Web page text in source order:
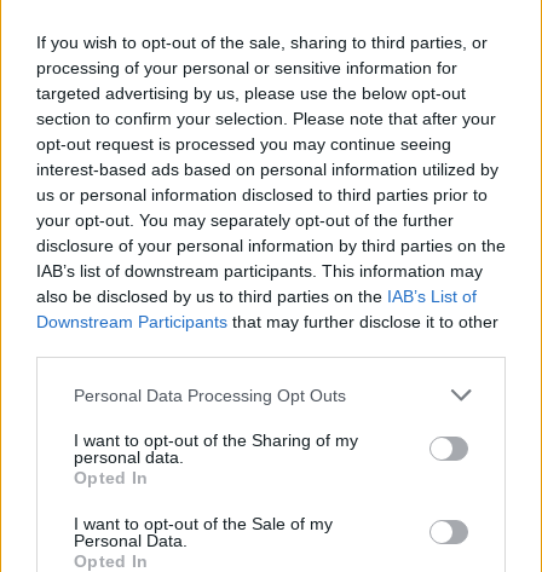
If you wish to opt-out of the sale, sharing to third parties, or
processing of your personal or sensitive information for
targeted advertising by us, please use the below opt-out
section to confirm your selection. Please note that after your
opt-out request is processed you may continue seeing
interest-based ads based on personal information utilized by
us or personal information disclosed to third parties prior to
your opt-out. You may separately opt-out of the further
disclosure of your personal information by third parties on the
IAB’s list of downstream participants. This information may
also be disclosed by us to third parties on the IAB’s List of
Downstream Participants that may further disclose it to other
Personal Data Processing Opt Outs
I want to opt-out of the Sharing of my
personal data.
Opted In
I want to opt-out of the Sale of my
Personal Data.
Opted In
„Redivivatus” to wiersz Jana Andrzeja
Morsztyna, który podejmuje tematykę
nieśmiertelności, życia po śmierci oraz
pożądania ukochanej. Poeta, pod pretekstem
metafizycznych przemyśleń, skupia się na
hedonistycznym podejściu wykorzystania
wędrówki w zaświatach do celu wiecznego
przebywania w towarzystwie swojej miłości.
Kategorie
interpretacje wierszy
W kwartanie – interpretacja